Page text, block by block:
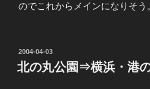
のでこれからメインになりそう
投
稿
日:
2004-04-03
北の丸公園⇒横浜・港